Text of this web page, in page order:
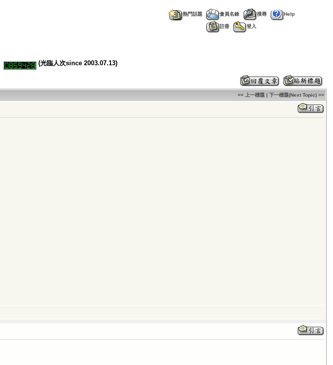
熱門話題 會員名錄 搜尋 Help
註冊 登入
(光臨人次since 2003.07.13)
<< 上一標題 | 下一標題(Next Topic) >>